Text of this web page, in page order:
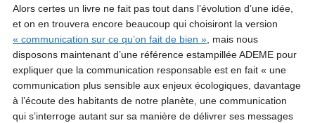
Alors certes un livre ne fait pas tout dans l’évolution d’une idée,
et on en trouvera encore beaucoup qui choisiront la version
« communication sur ce qu’on fait de bien », mais nous
disposons maintenant d’une référence estampillée ADEME pour
expliquer que la communication responsable est en fait « une
communication plus sensible aux enjeux écologiques, davantage
à l’écoute des habitants de notre planète, une communication
qui s’interroge autant sur sa manière de délivrer ses messages